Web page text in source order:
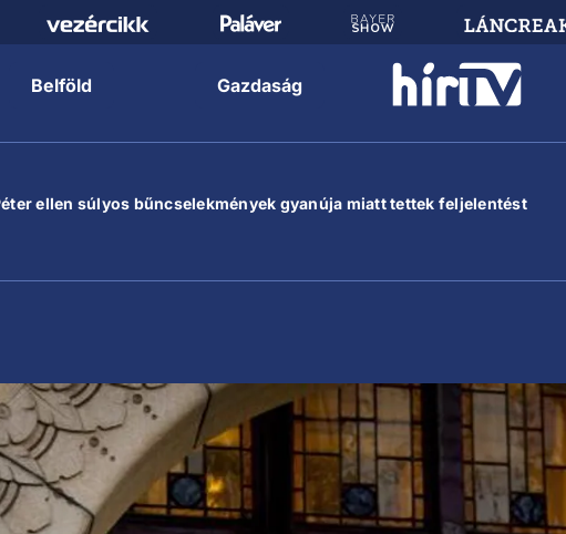
Belföld Gazdaság
ellen súlyos bűncselekmények gyanúja miatt tettek feljelentést